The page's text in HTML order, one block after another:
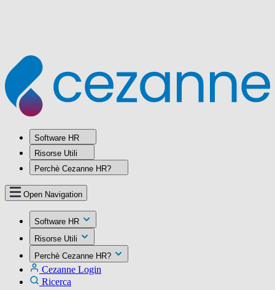
Software HR
Risorse Utili
Perchè Cezanne HR?
Open Navigation
Software HR
Risorse Utili
Perchè Cezanne HR?
Cezanne Login
Ricerca